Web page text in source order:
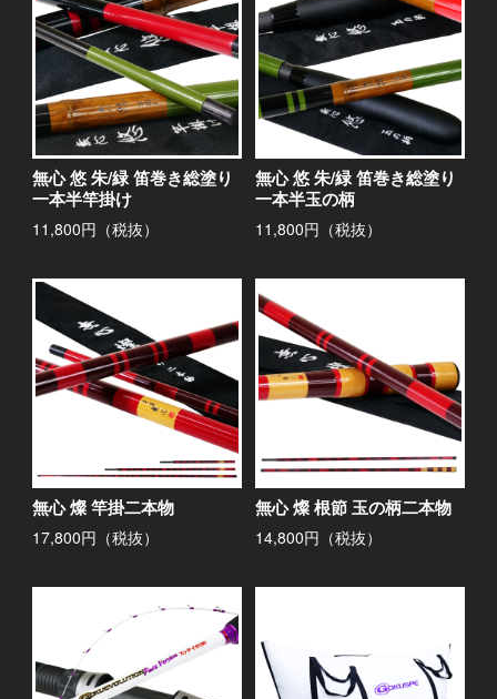
無心 悠 朱/緑 笛巻き総塗り
一本半竿掛け
11,800円（税抜）
無心 悠 朱/緑 笛巻き総塗り
一本半玉の柄
11,800円（税抜）
無心 燦 竿掛二本物
17,800円（税抜）
無心 燦 根節 玉の柄二本物
14,800円（税抜）